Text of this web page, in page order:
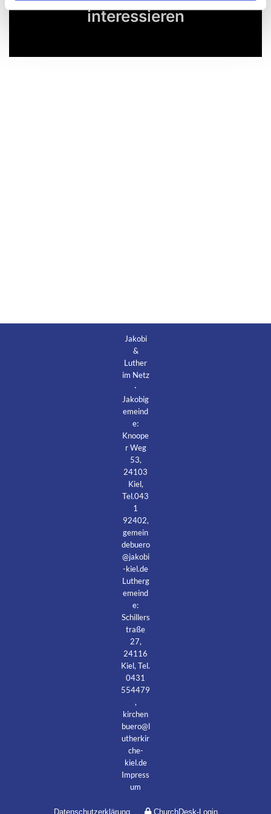
interessieren
Jakobi
&
Luther
im Netz
·
Jakobig
emeind
e:
Knoope
r Weg
53,
24103
Kiel,
Tel.043
1
92402,
gemein
debuero
@jakobi
-kiel.de
Lutherg
emeind
e:
Schillers
traße
27,
24116
Kiel, Tel.
0431
554479
,
kirchen
buero@l
utherkir
che-
kiel.de
Impress
um
Datenschutzerklärung ChurchDesk-Login